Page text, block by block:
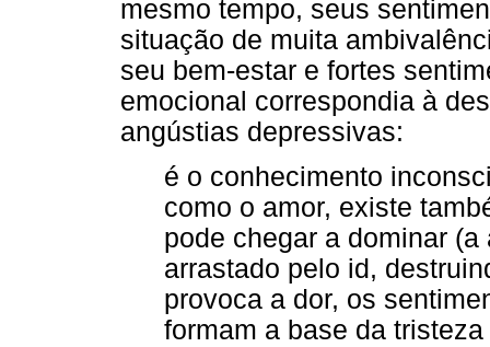
mesmo tempo, seus
situação de muita
seu bem-estar e fortes
emocional correspondia à
angústias depressivas:
é o conhecimento
como o amor, existe
pode chegar a dominar
arrastado pelo id,
provoca a dor, os
formam a base da